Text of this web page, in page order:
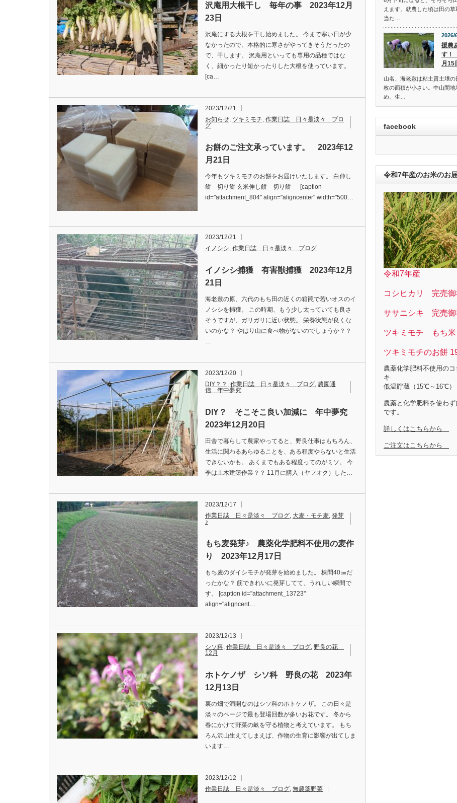
沢庵用大根干し 毎年の事 2023年12月
23日
沢庵にする大根を干し始めました。 今まで寒い日が少
なかったので、本格的に寒さがやってきそうだったの
で、干します。 沢庵用といっても専用の品種ではな
く、細かったり短かったりした大根を使っています。
[ca…
2023/12/21
お知らせ, ツキミモチ, 作業日誌 日々是淡々 ブロ
グ
お餅のご注文承っています。 2023年12
月21日
今年もツキミモチのお餅をお届けいたします。 白伸し
餅 切り餅 玄米伸し餅 切り餅 [caption
id="attachment_804" align="aligncenter" width="500…
2023/12/21
イノシシ, 作業日誌 日々是淡々 ブログ
イノシシ捕獲 有害獣捕獲 2023年12月
21日
海老敷の原、六代のもち田の近くの箱罠で若いオスのイ
ノシシを捕獲。 この時期、もう少し太っていても良さ
そうですが、ガリガリに近い状態。 栄養状態が良くな
いのかな？ やはり山に食べ物がないのでしょうか？？
…
2023/12/20
DIY？？ , 作業日誌 日々是淡々 ブログ, 農園通
信 年中夢究
DIY？ そこそこ良い加減に 年中夢究
2023年12月20日
田舎で暮らして農家やってると、野良仕事はもちろん、
生活に関わるあらゆることを、ある程度やらないと生活
できないかも。 あくまでもある程度ってのがミソ。 今
季は土木建築作業？？ 11月に購入（ヤフオク）した…
2023/12/17
作業日誌 日々是淡々 ブログ, 大麦・モチ麦, 発芽
♪
もち麦発芽♪ 農薬化学肥料不使用の麦作
り 2023年12月17日
もち麦のダイシモチが発芽を始めました。 株間40㎝だ
ったかな？ 筋できれいに発芽してて、うれしい瞬間で
す。 [caption id="attachment_13723"
align="aligncent…
2023/12/13
シソ科, 作業日誌 日々是淡々 ブログ, 野良の花
12月
ホトケノザ シソ科 野良の花 2023年
12月13日
裏の畑で満開なのはシソ科のホトケノザ。 この日々是
淡々のページで最も登場回数が多いお花です。 冬から
春にかけて野菜の畝を守る植物と考えています。 もち
ろん沢山生えてしまえば、作物の生育に影響が出てしま
います…
2023/12/12
作業日誌 日々是淡々 ブログ, 無農薬野菜
えます。就農した頃は田の
当た…
2026/
援農
す！
月15
山名、海老敷は粘土質土壌
枚の面積が小さい。中山間
め、生…
facebook
令和7年産のお米のお
令和7年産
コシヒカリ 完売御
ササニシキ 完売御
ツキミモチ もち米
ツキミモチのお餅
農薬化学肥料不使用の
キ
低温貯蔵（15℃～16℃）
農薬と化学肥料を使わ
です。
詳しくはこちらから
ご注文はこちらから